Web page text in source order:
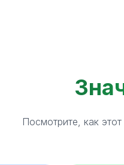
Посмотрите, как